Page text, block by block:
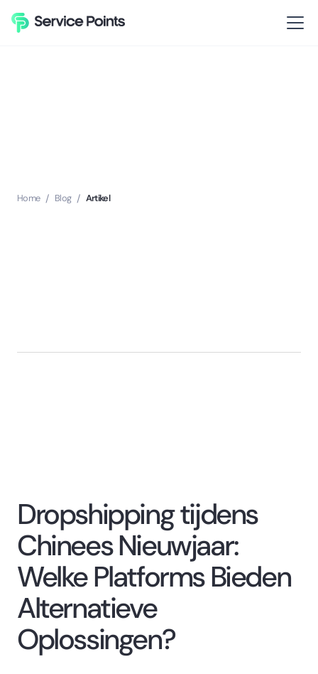
Home / Blog / Artikel
Dropshipping tijdens
Chinees Nieuwjaar:
Welke Platforms Bieden
Alternatieve
Oplossingen?